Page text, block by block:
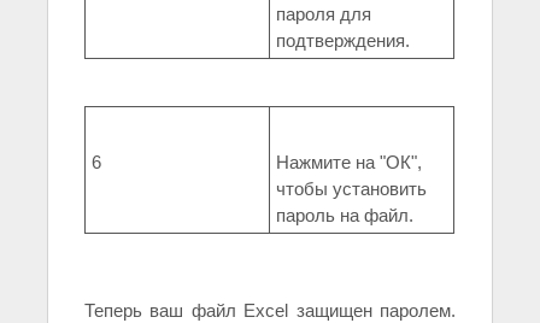
пароля для
подтверждения.
6
Нажмите на "ОК",
чтобы установить
пароль на файл.
Теперь ваш файл Excel защищен паролем.